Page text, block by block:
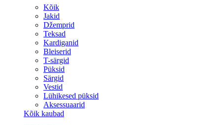
Kõik
Jakid
Džemprid
Teksad
Kardiganid
Bleiserid
T-särgid
Püksid
Särgid
Vestid
Lühikesed püksid
Aksessuaarid
Kõik kaubad